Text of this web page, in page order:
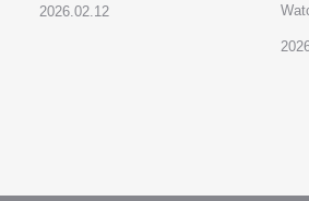
2026.02.12